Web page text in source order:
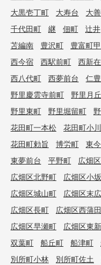
大黒壱丁町
大寿台 大
千代田町
継 佃町 辻井
苫編南
豊沢町 豊富町
西今宿
西駅前町 西新
西八代町
西夢前台 仁
野里慶雲寺前町
野里月
野里東町
野里堀留町
花田町一本松
花田町小川
花田町勅旨
博労町 東
東夢前台
平野町 広畑
広畑区北野町
広畑区小坂
広畑区城山町
広畑区末
広畑区長町
広畑区西蒲田
広畑区早瀬町
広畑区東
双葉町
船丘町 船津町
別所町小林
別所町佐土